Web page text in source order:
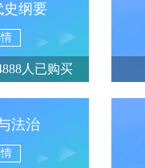
史纲要
人已购买
法治